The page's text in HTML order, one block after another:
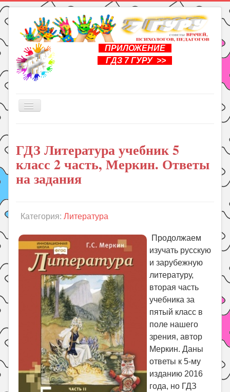
ПРИЛОЖЕНИЕ
ГДЗ 7 ГУРУ >>
Включить/
Книги
Рукоделие
Подготовка к школе
ГДЗ
Праздники
Психология
Летом!
Поиск
ГДЗ Литература учебник 5
класс 2 часть, Меркин. Ответы
на задания
Категория:Литература
Продолжаем
изучать русскую
и зарубежную
литературу,
вторая часть
учебника за
пятый класс в
поле нашего
зрения, автор
Меркин. Даны
ответы к 5-му
изданию 2016
года, но ГДЗ